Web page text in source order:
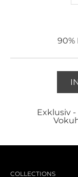
90%
Exklusiv
COLLECTIONS